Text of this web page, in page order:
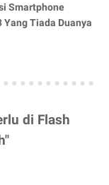
Smartphone
Yang Tiada Duanya
di Flash